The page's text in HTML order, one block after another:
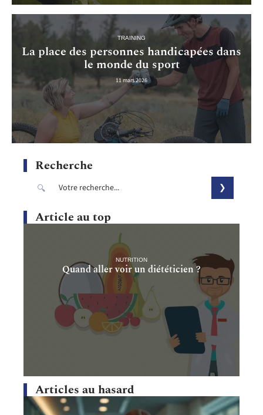
TRAINING
La place des personnes handicapées dans
le monde du sport
11 mars 2026
Recherche
Article au top
NUTRITION
Quand aller voir un diététicien ?
Articles au hasard